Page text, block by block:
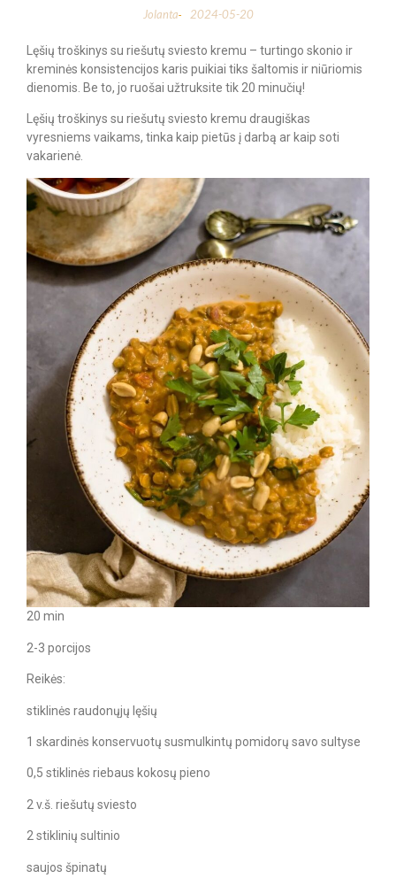
Jolanta- 2024-05-20
Lęšių troškinys su riešutų sviesto kremu – turtingo skonio ir
kreminės konsistencijos karis puikiai tiks šaltomis ir niūriomis
dienomis. Be to, jo ruošai užtruksite tik 20 minučių!
Lęšių troškinys su riešutų sviesto kremu draugiškas
vyresniems vaikams, tinka kaip pietūs į darbą ar kaip soti
vakarienė.
20 min
2-3 porcijos
Reikės:
stiklinės raudonųjų lęšių
1 skardinės konservuotų susmulkintų pomidorų savo sultyse
0,5 stiklinės riebaus kokosų pieno
2 v.š. riešutų sviesto
2 stiklinių sultinio
saujos špinatų